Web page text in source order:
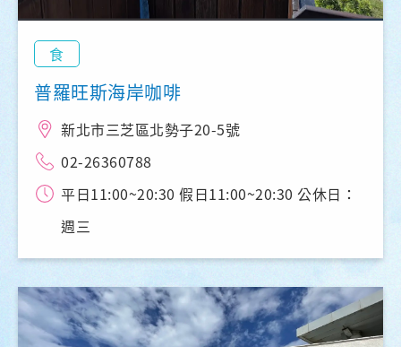
食
普羅旺斯海岸咖啡
新北市三芝區北勢子20-5號
02-26360788
平日11:00~20:30 假日11:00~20:30 公休日：
週三